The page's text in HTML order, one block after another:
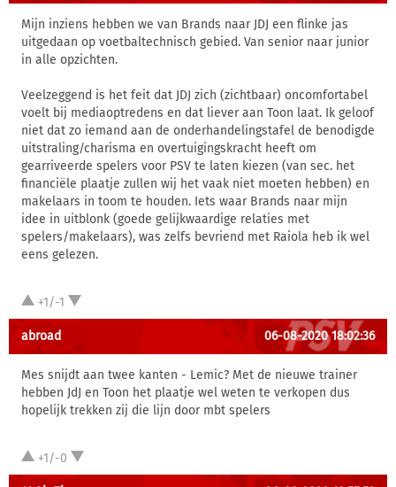
Mijn inziens hebben we van Brands naar JDJ een flinke jas
uitgedaan op voetbaltechnisch gebied. Van senior naar junior
in alle opzichten.
Veelzeggend is het feit dat JDJ zich (zichtbaar) oncomfortabel
voelt bij mediaoptredens en dat liever aan Toon laat. Ik geloof
niet dat zo iemand aan de onderhandelingstafel de benodigde
uitstraling/charisma en overtuigingskracht heeft om
gearriveerde spelers voor PSV te laten kiezen (van sec. het
financiële plaatje zullen wij het vaak niet moeten hebben) en
makelaars in toom te houden. Iets waar Brands naar mijn
idee in uitblonk (goede gelijkwaardige relaties met
spelers/makelaars), was zelfs bevriend met Raiola heb ik wel
eens gelezen.
+1/-1
abroad 06-08-2020 18:02:36
Mes snijdt aan twee kanten - Lemic? Met de nieuwe trainer
hebben JdJ en Toon het plaatje wel weten te verkopen dus
hopelijk trekken zij die lijn door mbt spelers
+1/-0